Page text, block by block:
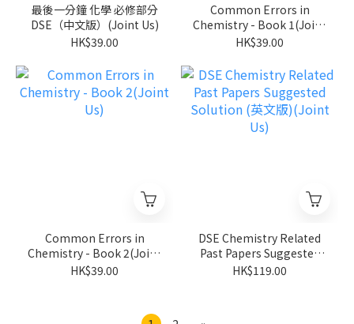
最後一分鐘 化學 必修部分
DSE（中文版）(Joint Us)
HK$39.00
Common Errors in
Chemistry - Book 1(Joint
Us)
HK$39.00
Common Errors in
Chemistry - Book 2(Joint
Us)
HK$39.00
DSE Chemistry Related
Past Papers Suggested
Solution (英文版)(Joint
HK$119.00